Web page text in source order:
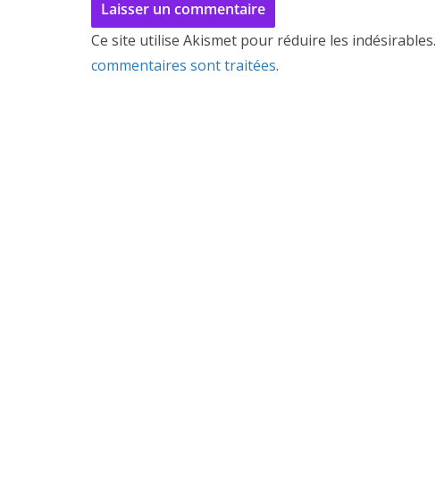
Ce site utilise Akismet pour réduire les indésirables.
commentaires sont traitées.